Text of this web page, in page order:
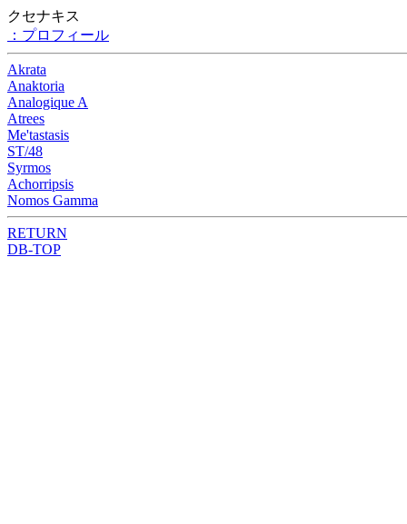
クセナキス
：プロフィール
Akrata
Anaktoria
Analogique A
Atrees
Me'tastasis
ST/48
Syrmos
Achorripsis
Nomos Gamma
RETURN
DB-TOP